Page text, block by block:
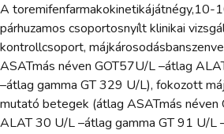
A toremifenfarmakokinetikájátnégy,10-
párhuzamos csoportosnyílt klinikai
kontrollcsoport,
ASATmás néven GOT57U/L –átlag
–átlag gamma GT 329 U/L), fokozott
mutató betegek (átlag ASATmás néven
ALAT 30 U/L –átlag gamma GT 91 U/L